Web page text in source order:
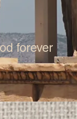
forever